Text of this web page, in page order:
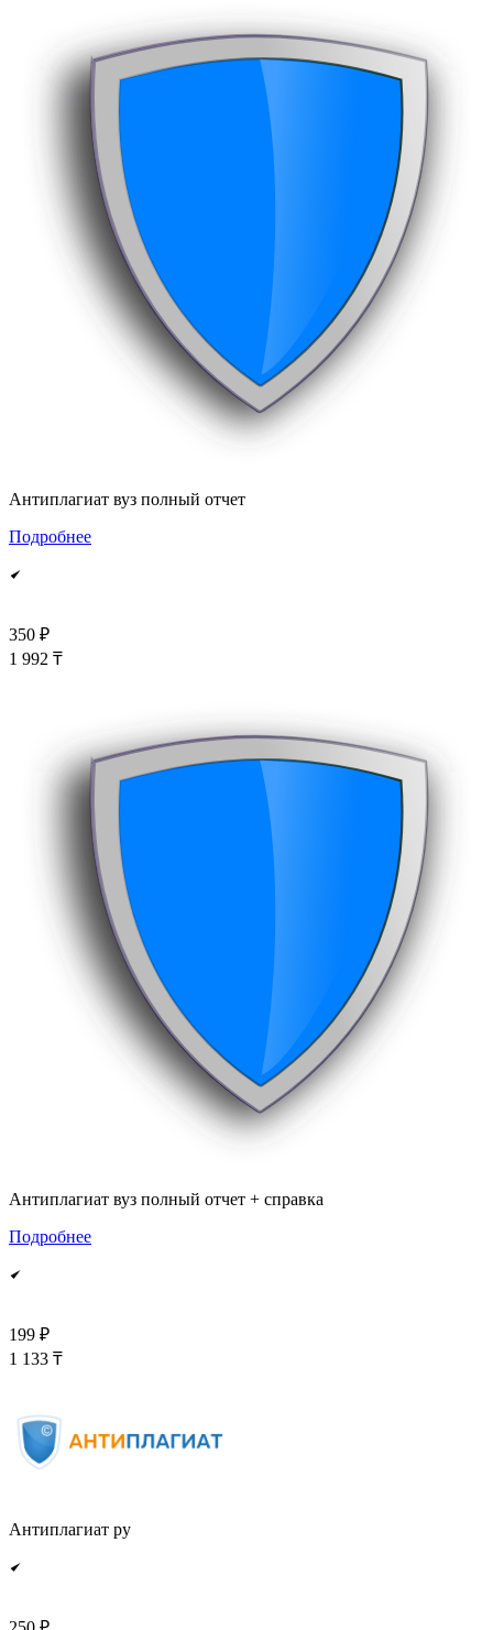
Антиплагиат вуз полный отчет
Подробнее
350 ₽
1 992 ₸
Антиплагиат вуз полный отчет + справка
Подробнее
199 ₽
1 133 ₸
Антиплагиат ру